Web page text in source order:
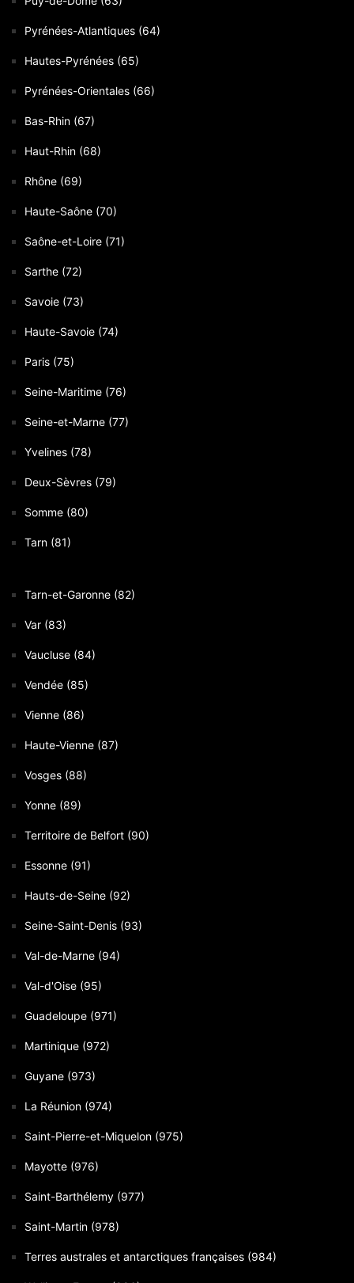
Pyrénées-Atlantiques (64)
Hautes-Pyrénées (65)
Pyrénées-Orientales (66)
Bas-Rhin (67)
Haut-Rhin (68)
Rhône (69)
Haute-Saône (70)
Saône-et-Loire (71)
Sarthe (72)
Savoie (73)
Haute-Savoie (74)
Paris (75)
Seine-Maritime (76)
Seine-et-Marne (77)
Yvelines (78)
Deux-Sèvres (79)
Somme (80)
Tarn (81)
Tarn-et-Garonne (82)
Var (83)
Vaucluse (84)
Vendée (85)
Vienne (86)
Haute-Vienne (87)
Vosges (88)
Yonne (89)
Territoire de Belfort (90)
Essonne (91)
Hauts-de-Seine (92)
Seine-Saint-Denis (93)
Val-de-Marne (94)
Val-d'Oise (95)
Guadeloupe (971)
Martinique (972)
Guyane (973)
La Réunion (974)
Saint-Pierre-et-Miquelon (975)
Mayotte (976)
Saint-Barthélemy (977)
Saint-Martin (978)
Terres australes et antarctiques françaises (984)